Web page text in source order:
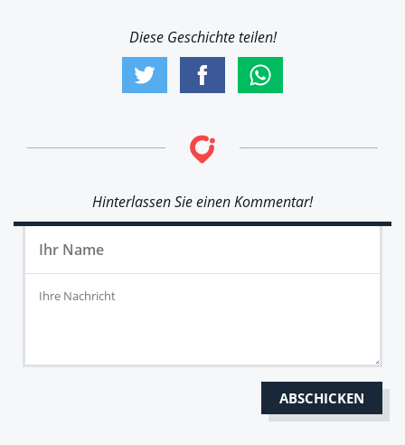
Diese Geschichte teilen!
Hinterlassen Sie einen Kommentar!